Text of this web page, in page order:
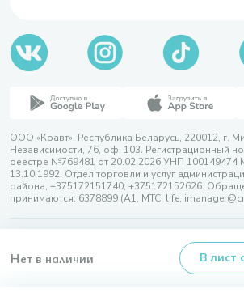
Нет в наличии В лист
ООО «Кравт». Республика Беларусь, 220012, г.
Независимости, 76, оф. 103. Регистрационный
реестре №769481 от 20.02.2026 УНП 100149474
13.10.1992. Отдел торговли и услуг
района, +375172151740; +375172152626.
принимаются: 6378899 (А1, МТС, life,
Разработка сайта — SLAM
Выбор настроек Cookie